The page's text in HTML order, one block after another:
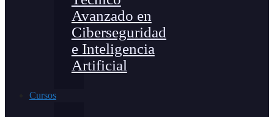
Avanzado en
Ciberseguridad
e Inteligencia
Artificial
Cursos